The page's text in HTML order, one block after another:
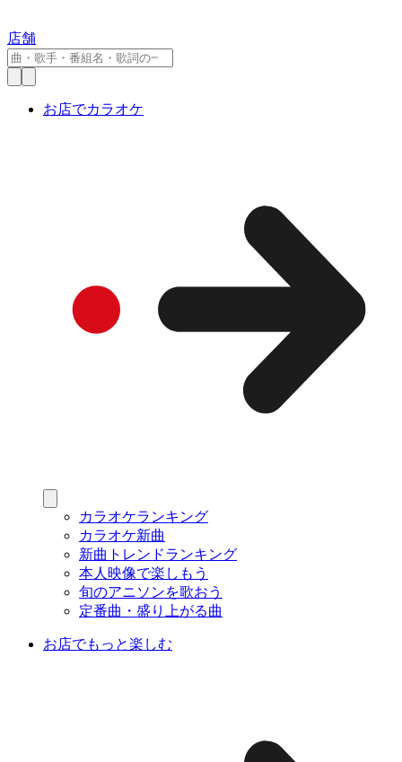
店舗
お店でカラオケ
カラオケランキング
カラオケ新曲
新曲トレンドランキング
本人映像で楽しもう
旬のアニソンを歌おう
定番曲・盛り上がる曲
お店でもっと楽しむ